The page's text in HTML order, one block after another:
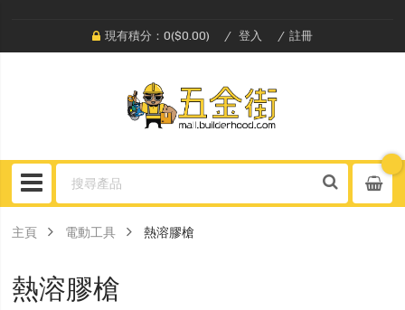
現有積分：0($0.00) 登入 註冊
主頁 電動工具 熱溶膠槍
熱溶膠槍